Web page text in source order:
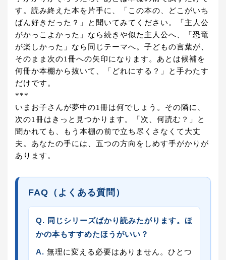
す。読み終えた本を片手に、「この本の、どこがいち
ばん好きだった？」と聞いてみてください。「主人公
がかっこよかった」なら続きや似た主人公へ、「恐竜
が楽しかった」なら同じテーマへ。子どもの言葉が、
そのまま次の1冊への矢印になります。あとは候補を
何冊か本棚から抜いて、「どれにする？」と手わたす
だけです。
***
いまお子さんが夢中の1冊は何でしょう。その隣に、
次の1冊はきっと見つかります。「次、何読む？」と
聞かれても、もう本棚の前で立ち尽くさなくて大丈
夫。あなたの手には、五つの方向をしめす手がかりが
あります。
FAQ（よくある質問）
Q. 同じシリーズばかり読みたがります。ほ
かの本もすすめたほうがいい？
A. 無理に変える必要はありません。ひとつ